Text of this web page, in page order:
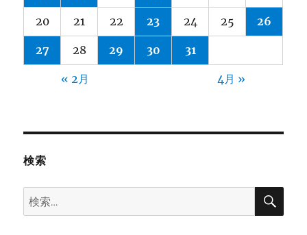
20 21 22 23 24 25 26
27 28 29 30 31
« 2月 4月 »
検索
検
索:
検